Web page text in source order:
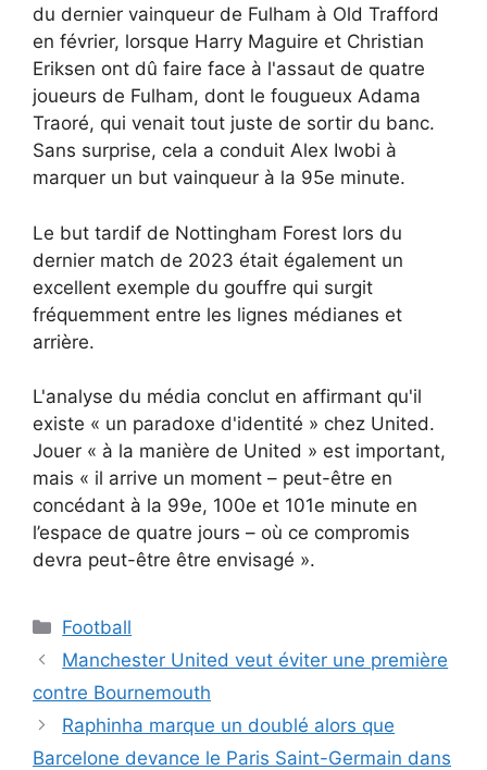
du dernier vainqueur de Fulham à Old Trafford
en février, lorsque Harry Maguire et Christian
Eriksen ont dû faire face à l'assaut de quatre
joueurs de Fulham, dont le fougueux Adama
Traoré, qui venait tout juste de sortir du banc.
Sans surprise, cela a conduit Alex Iwobi à
marquer un but vainqueur à la 95e minute.
Le but tardif de Nottingham Forest lors du
dernier match de 2023 était également un
excellent exemple du gouffre qui surgit
fréquemment entre les lignes médianes et
arrière.
L'analyse du média conclut en affirmant qu'il
existe « un paradoxe d'identité » chez United.
Jouer « à la manière de United » est important,
mais « il arrive un moment – ​​peut-être en
concédant à la 99e, 100e et 101e minute en
l’espace de quatre jours – où ce compromis
devra peut-être être envisagé ».
Catégories
Football
Manchester United veut éviter une première
contre Bournemouth
Raphinha marque un doublé alors que
Barcelone devance le Paris Saint-Germain dans